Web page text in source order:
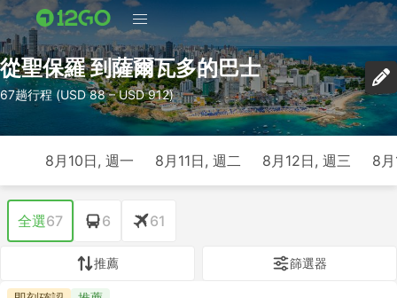
從聖保羅 到薩爾瓦多的巴士
67趟行程 (USD 88 – USD 912)
8月10日, 週一 8月11日, 週二 8月12日, 週三 8
全選67 6 61
推薦 篩選器